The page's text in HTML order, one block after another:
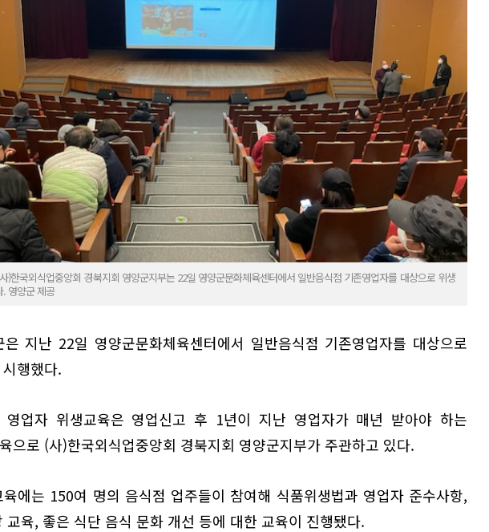
)한국외식업중앙회 경북지회 영양군지부는 22일 영양군문화체육센터에서 일반음식점 기존영업자를 대상으로 위생
영양군 제공
은 지난 22일 영양군문화체육센터에서 일반음식점 기존영업자를 대상으로
행했다.
영업자 위생교육은 영업신고 후 1년이 지난 영업자가 매년 받아야 하는
으로 (사)한국외식업중앙회 경북지회 영양군지부가 주관하고 있다.
육에는 150여 명의 음식점 업주들이 참여해 식품위생법과 영업자 준수사항,
교육, 좋은 식단 음식 문화 개선 등에 대한 교육이 진행됐다.